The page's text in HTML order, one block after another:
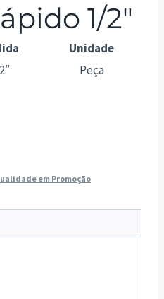
1/2″
Unidade
Peça
em Promoção